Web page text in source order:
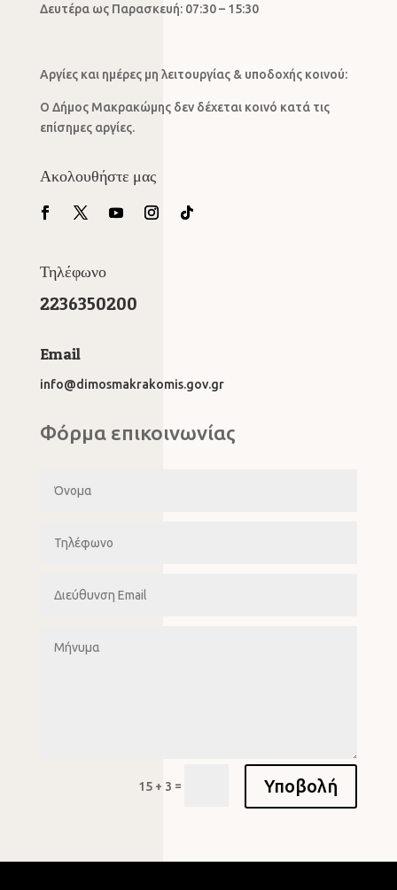
Δευτέρα ως Παρασκευή: 07:30 – 15:30
Αργίες και ημέρες μη λειτουργίας & υποδοχής κοινού:
Ο Δήμος Μακρακώμης δεν δέχεται κοινό κατά τις
επίσημες αργίες.
Ακολουθήστε μας
Τηλέφωνο
2236350200
Email
info@dimosmakrakomis.gov.gr
Φόρμα επικοινωνίας
15 + 3 = Υποβολή